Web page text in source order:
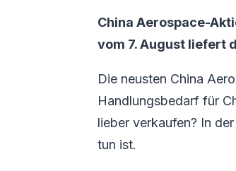
China Aerospace-
vom 7. August liefert
Die neusten China
Handlungsbedarf für
lieber verkaufen? In
tun ist.